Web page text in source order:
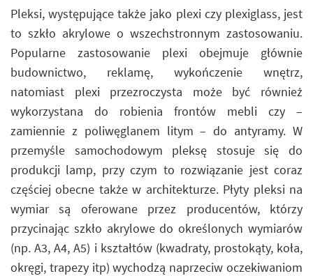
Pleksi, występujące także jako plexi czy plexiglass, jest
to szkło akrylowe o wszechstronnym zastosowaniu.
Popularne zastosowanie plexi obejmuje głównie
budownictwo, reklamę, wykończenie wnętrz,
natomiast plexi przezroczysta może być również
wykorzystana do robienia frontów mebli czy –
zamiennie z poliwęglanem litym – do antyramy. W
przemyśle samochodowym pleksę stosuje się do
produkcji lamp, przy czym to rozwiązanie jest coraz
częściej obecne także w architekturze. Płyty pleksi na
wymiar są oferowane przez producentów, którzy
przycinając szkło akrylowe do określonych wymiarów
(np. A3, A4, A5) i kształtów (kwadraty, prostokąty, koła,
okręgi, trapezy itp) wychodzą naprzeciw oczekiwaniom